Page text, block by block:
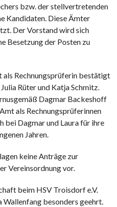
bzw. der stellvertretenden
Kandidaten. Diese Ämter
Der Vorstand wird sich
Besetzung der Posten zu
Rechnungsprüferin bestätigt
Rüter und Katja Schmitz.
Dagmar Backeshoff
als Rechnungsprüferinnen
bei Dagmar und Laura für ihre
Jahren.
keine Anträge zur
Vereinsordnung vor.
beim HSV Troisdorf e.V.
Wallenfang besonders geehrt.